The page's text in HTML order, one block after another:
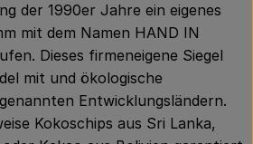
der 1990er Jahre ein eigenes
mit dem Namen HAND IN
Dieses firmeneigene Siegel
mit und ökologische
Entwicklungsländern.
Kokoschips aus Sri Lanka,